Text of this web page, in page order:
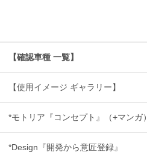
【確認車種 一覧】
【使用イメージ ギャラリー】
*モトリア『コンセプト』（+マンガ）
*Design『開発から意匠登録』